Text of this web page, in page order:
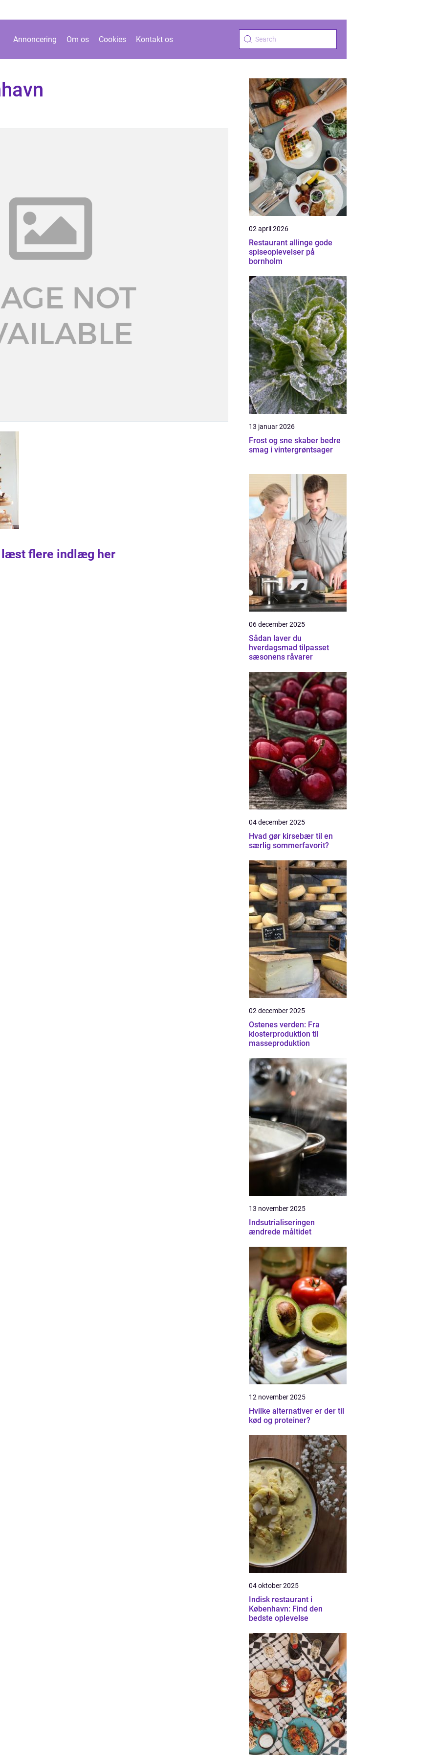
Annoncering Om os Cookies Kontakt os
læst flere indlæg her
02 april 2026
Restaurant allinge gode
spiseoplevelser på
bornholm
13 januar 2026
Frost og sne skaber bedre
smag i vintergrøntsager
06 december 2025
Sådan laver du
hverdagsmad tilpasset
sæsonens råvarer
04 december 2025
Hvad gør kirsebær til en
særlig sommerfavorit?
02 december 2025
Ostenes verden: Fra
klosterproduktion til
masseproduktion
13 november 2025
Indsutrialiseringen
ændrede måltidet
12 november 2025
Hvilke alternativer er der til
kød og proteiner?
04 oktober 2025
Indisk restaurant i
København: Find den
bedste oplevelse